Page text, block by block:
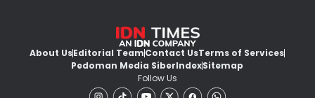
About UsEditorial TeamContact UsTerms of Services
Pedoman Media SiberIndexSitemap
Follow Us